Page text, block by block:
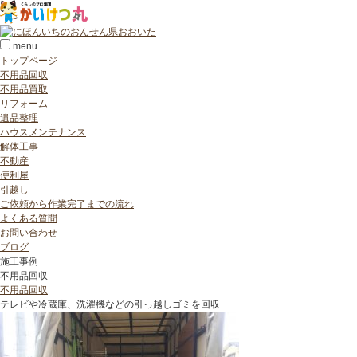
menu
トップページ
不用品回収
不用品買取
リフォーム
遺品整理
ハウスメンテナンス
解体工事
不動産
便利屋
引越し
ご依頼から作業完了までの流れ
よくある質問
お問い合わせ
ブログ
施工事例
不用品回収
不用品回収
テレビや冷蔵庫、洗濯機などの引っ越しゴミを回収